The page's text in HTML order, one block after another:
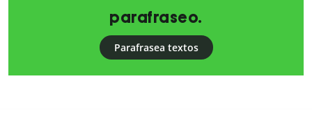
parafraseo.
Parafrasea textos